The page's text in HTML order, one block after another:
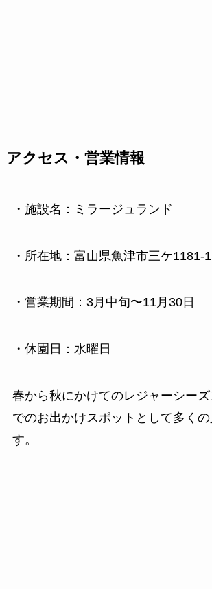
アクセス・営業情報
・施設名：ミラージュランド
・所在地：富山県魚津市三ケ1181-1
・営業期間：3月中旬〜11月30日
・休園日：水曜日
春から秋にかけてのレジャーシー
でのお出かけスポットとして多くの
す。